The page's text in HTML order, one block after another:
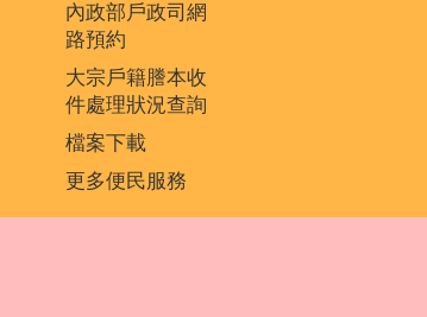
內政部戶政司網
路預約
大宗戶籍謄本收
件處理狀況查詢
檔案下載
更多便民服務